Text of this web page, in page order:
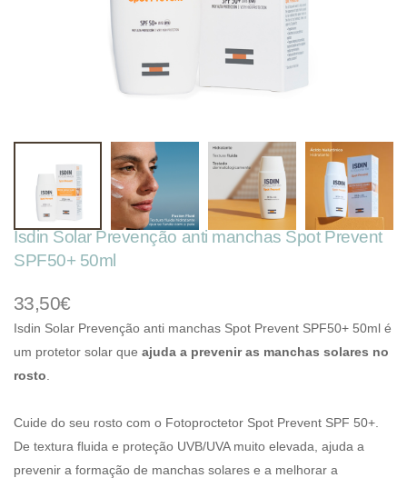
Isdin Solar Prevenção anti manchas Spot Prevent
SPF50+ 50ml
33,50€
Isdin Solar Prevenção anti manchas Spot Prevent SPF50+ 50ml é
um protetor solar que ajuda a prevenir as manchas solares no
rosto
Cuide do seu rosto com o Fotoproctetor Spot Prevent SPF 50+.
De textura fluida e proteção UVB/UVA muito elevada, ajuda a
prevenir a formação de manchas solares e a melhorar a